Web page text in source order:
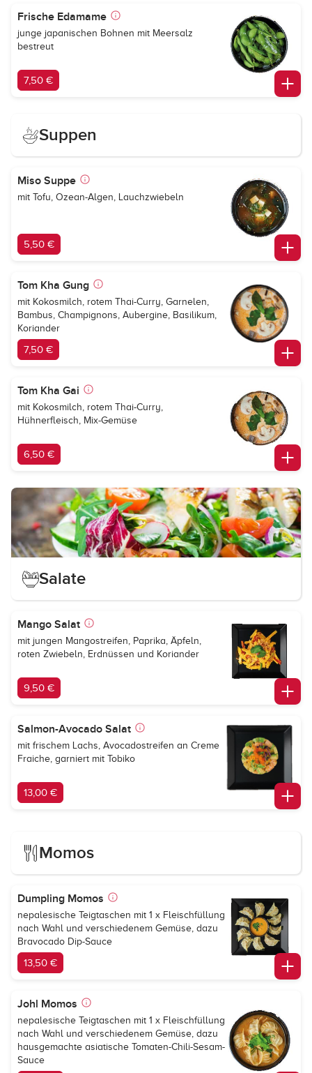
Frische Edamame
junge japanischen Bohnen mit Meersalz
bestreut
7,50 €
Suppen
Miso Suppe
mit Tofu, Ozean-Algen, Lauchzwiebeln
5,50 €
Tom Kha Gung
mit Kokosmilch, rotem Thai-Curry, Garnelen,
Bambus, Champignons, Aubergine, Basilikum,
Koriander
7,50 €
Tom Kha Gai
mit Kokosmilch, rotem Thai-Curry,
Hühnerfleisch, Mix-Gemüse
6,50 €
Salate
Mango Salat
mit jungen Mangostreifen, Paprika, Äpfeln,
roten Zwiebeln, Erdnüssen und Koriander
9,50 €
Salmon-Avocado Salat
mit frischem Lachs, Avocadostreifen an Creme
Fraiche, garniert mit Tobiko
13,00 €
Momos
Dumpling Momos
nepalesische Teigtaschen mit 1 x Fleischfüllung
nach Wahl und verschiedenem Gemüse, dazu
Bravocado Dip-Sauce
13,50 €
Johl Momos
nepalesische Teigtaschen mit 1 x Fleischfüllung
nach Wahl und verschiedenem Gemüse, dazu
hausgemachte asiatische Tomaten-Chili-Sesam-
Sauce